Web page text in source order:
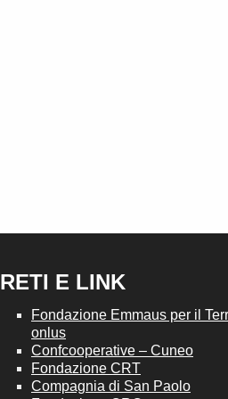
RETI E LINK
Fondazione Emmaus per il
onlus
Confcooperative – Cuneo
Fondazione CRT
Compagnia di San Paolo